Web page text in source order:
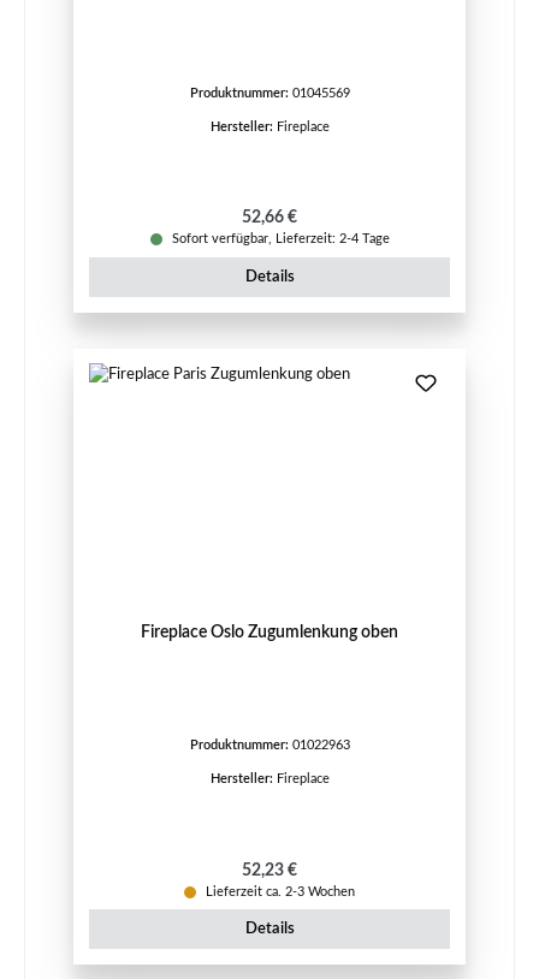
Produktnummer: 01045569
Hersteller: Fireplace
Regulärer Preis:
52,66 €
Sofort verfügbar, Lieferzeit: 2-4 Tage
Details
Fireplace Oslo Zugumlenkung oben
Produktnummer: 01022963
Hersteller: Fireplace
Regulärer Preis:
52,23 €
Lieferzeit ca. 2-3 Wochen
Details